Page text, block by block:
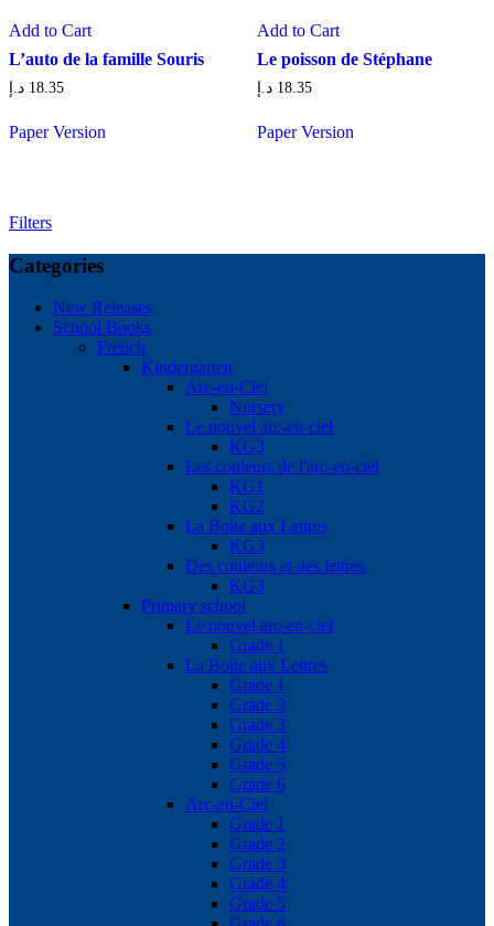
Add to Cart
L’auto de la famille Souris
18.35 د.إ
Paper Version
Add to Cart
Le poisson de Stéphane
18.35 د.إ
Paper Version
Filters
Categories
New Releases
School Books
French
Kindergarten
Arc-en-Ciel
Nursery
Le nouvel arc-en-ciel
KG3
Les couleurs de l'arc-en-ciel
KG1
KG2
La Boîte aux Lettres
KG3
Des couleurs et des lettres
KG3
Primary school
Le nouvel arc-en-ciel
Grade 1
La Boîte aux Lettres
Grade 1
Grade 2
Grade 3
Grade 4
Grade 5
Grade 6
Arc-en-Ciel
Grade 1
Grade 2
Grade 3
Grade 4
Grade 5